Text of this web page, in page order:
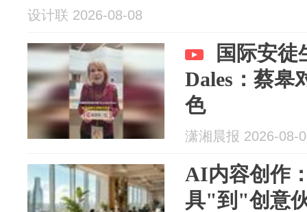
设计联 2026-08-08
国际安徒
Dales：蔡皋
色
潇湘晨报 2026-08-
AI内容创作
具"到"创意